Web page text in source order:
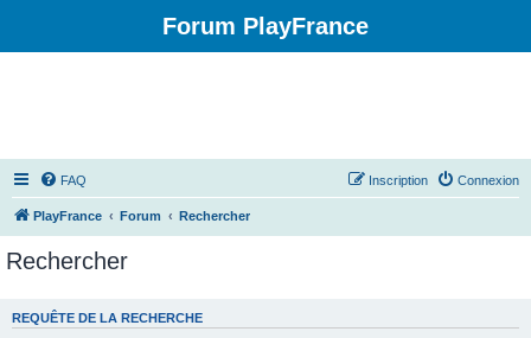
Forum PlayFrance
FAQ Connexion
Inscription
PlayFrance Forum Rechercher
Rechercher
REQUÊTE DE LA RECHERCHE